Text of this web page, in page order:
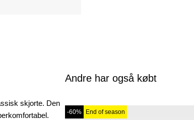
skjorte. Den
Andre har også købt
-60% End of season